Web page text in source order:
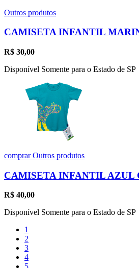
Outros produtos
CAMISETA INFANTIL
R$ 30,00
Disponível Somente para o Estado de SP
comprarOutros produtos
CAMISETA INFANTIL AZUL
R$ 40,00
Disponível Somente para o Estado de SP
1
2
3
4